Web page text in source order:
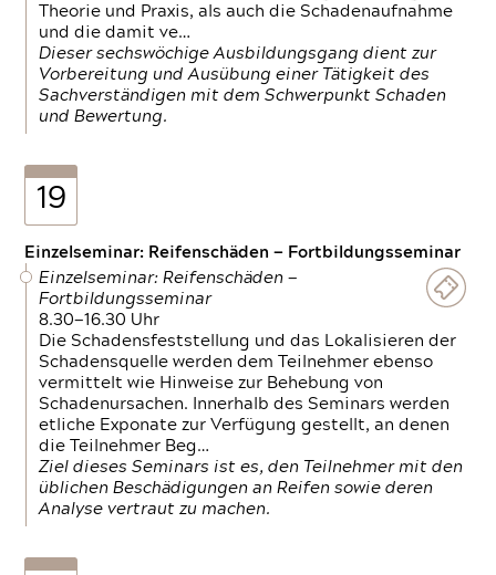
Theorie und Praxis, als auch die Schadenaufnahme
und die damit ve…
Dieser sechswöchige Ausbildungsgang dient zur
Vorbereitung und Ausübung einer Tätigkeit des
Sachverständigen mit dem Schwerpunkt Schaden
und Bewertung.
19
Einzelseminar: Reifenschäden — Fortbildungsseminar
Einzelseminar: Reifenschäden —
Fortbildungsseminar
8.30—16.30 Uhr
Die Schadensfeststellung und das Lokalisieren der
Schadensquelle werden dem Teilnehmer ebenso
vermittelt wie Hinweise zur Behebung von
Schadenursachen. Innerhalb des Seminars werden
etliche Exponate zur Verfügung gestellt, an denen
die Teilnehmer Beg…
Ziel dieses Seminars ist es, den Teilnehmer mit den
üblichen Beschädigungen an Reifen sowie deren
Analyse vertraut zu machen.